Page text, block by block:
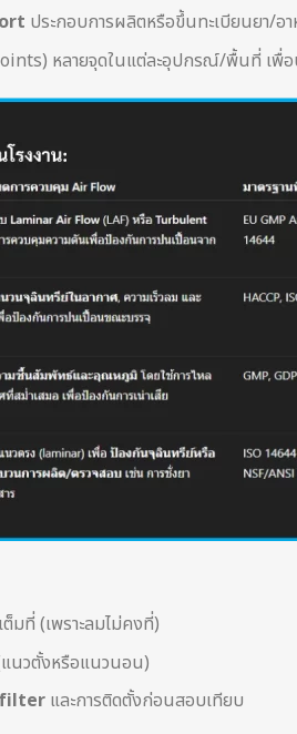
ประกอบการผลิตหรือขึ้นทะเบียนยา/อา
หลายจุดในแต่ละอุปกรณ์/พื้นที่ เพื่อ
มที่ (เพราะลมไม่คงที่)
นวตั้งหรือแนวนอน)
filterและการติดตั้งก่อนสอบเทียบ